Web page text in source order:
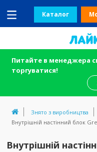
Каталог
Питайте в менеджера
торгуватися!
Знято з виробництва
Внутрішній настінний блок
Внутрішній